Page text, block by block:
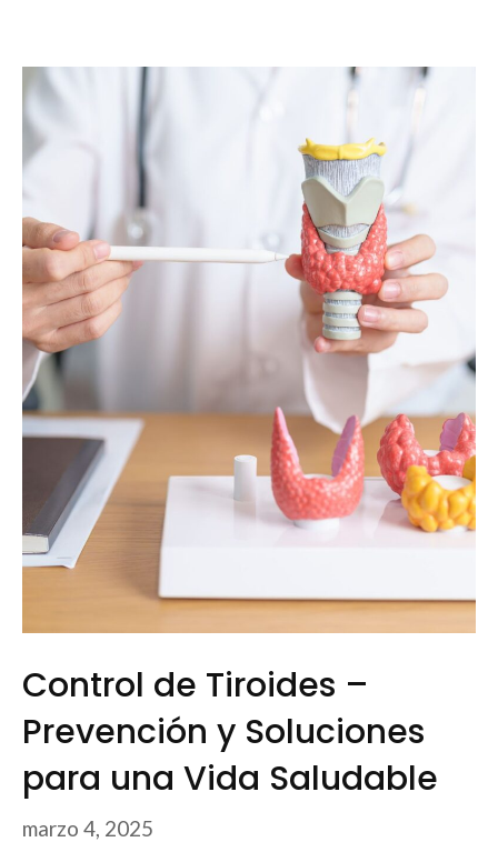
Control de Tiroides –
Prevención y Soluciones
para una Vida Saludable
marzo 4, 2025